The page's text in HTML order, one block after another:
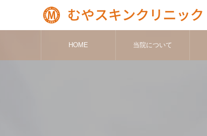
HOME 当院について